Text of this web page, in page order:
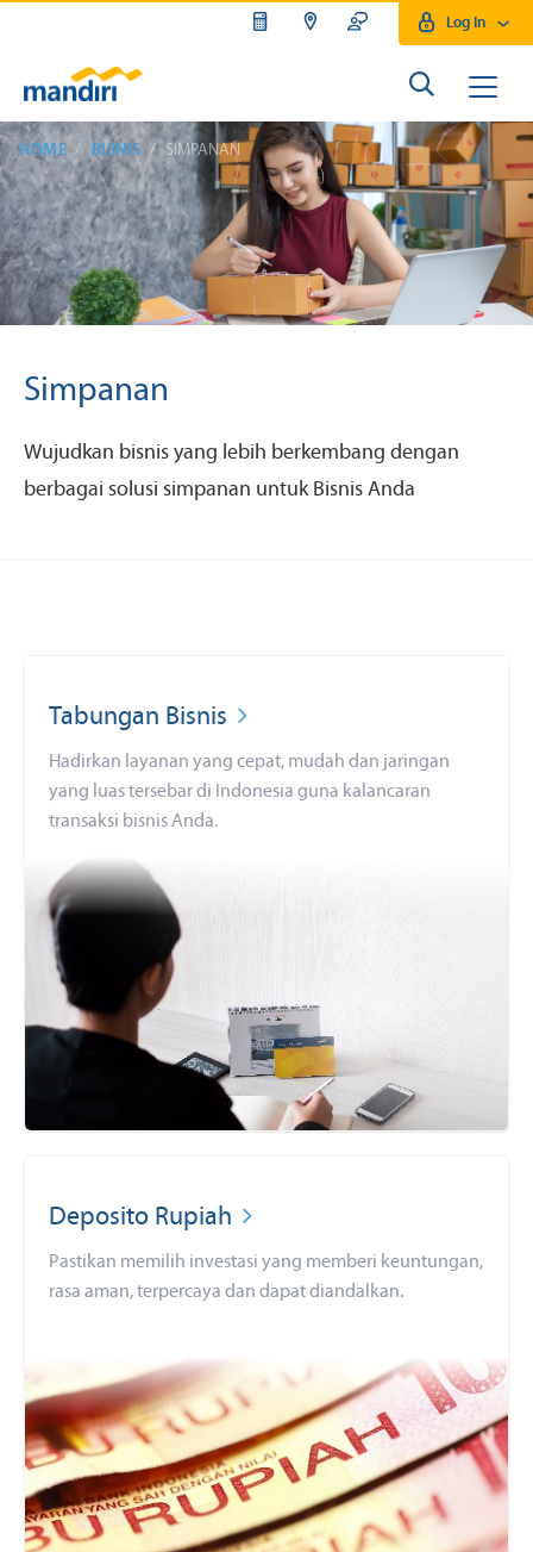
Log In
HOME BISNIS SIMPANAN
Simpanan
Wujudkan bisnis yang lebih berkembang dengan
berbagai solusi simpanan untuk Bisnis Anda
Tabungan Bisnis
Hadirkan layanan yang cepat, mudah dan jaringan
yang luas tersebar di Indonesia guna kalancaran
transaksi bisnis Anda.
Deposito Rupiah
Pastikan memilih investasi yang memberi keuntungan,
rasa aman, terpercaya dan dapat diandalkan.